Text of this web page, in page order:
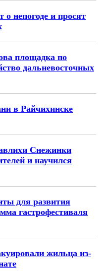
непогоде и просят
площадка по
дальневосточных
в Райчихинске
Снежинки
и научился
для развития
гастрофестиваля
жильца из-